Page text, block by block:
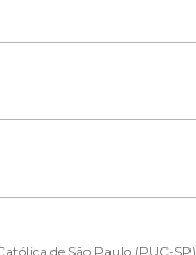
de São Paulo (PUC-SP)